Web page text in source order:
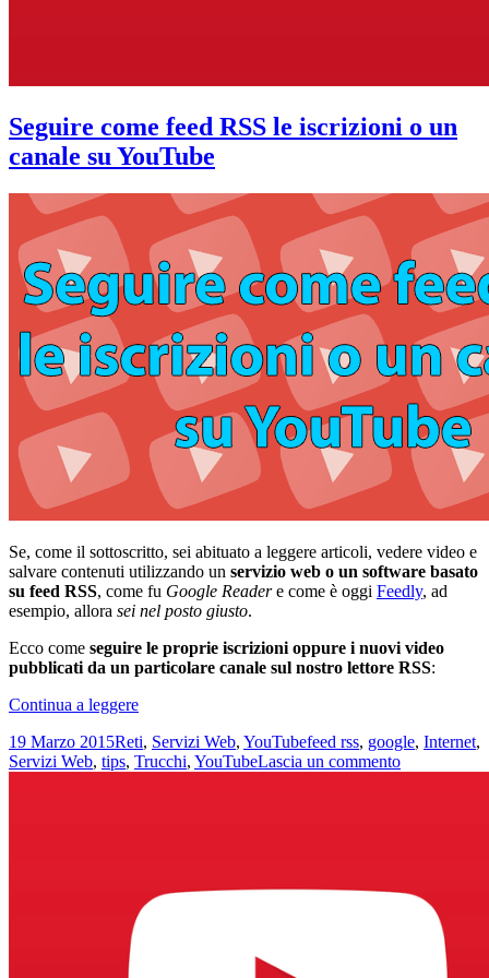
Seguire come feed RSS le iscrizioni o un
canale su YouTube
Se, come il sottoscritto, sei abituato a leggere articoli, vedere video e
salvare contenuti utilizzando un servizio web o un software basato
su feed RSS, come fu Google Readere come è oggi Feedly, ad
esempio, allora sei nel posto giusto.
Ecco come seguire le proprie iscrizioni oppure i nuovi video
pubblicati da un particolare canale sul nostro lettore RSS:
Continua a leggereSeguire
feed
RSS
YouTube
Scritto
il
19 Marzo 2015Categorie
Reti, Servizi Web, YouTubeTag
feed rss, google, Internet,
Servizi Web, tips, Trucchi, YouTubeLascia un commentosu
o
canale